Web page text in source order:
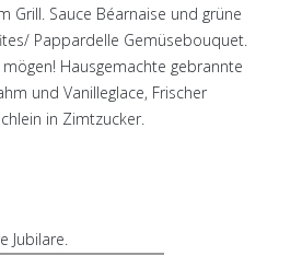
Grill. Sauce Béarnaise und grüne
Pappardelle Gemüsebouquet.
Hausgemachte gebrannte
und Vanilleglace, Frischer
in Zimtzucker.
Jubilare.